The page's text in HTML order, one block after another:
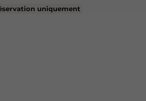
uniquement